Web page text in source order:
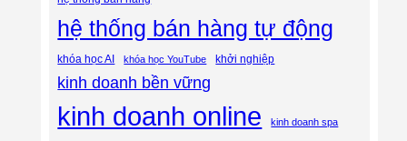
hệ thống bán hàng tự động
khóa học AI khóa học YouTube khởi nghiệp
kinh doanh bền vững
kinh doanh online kinh doanh spa